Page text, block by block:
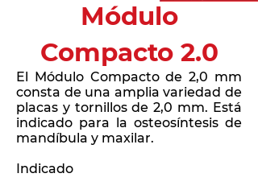
Módulo
Compacto 2.0
El Módulo Compacto de 2,0 mm
consta de una amplia variedad de
placas y tornillos de 2,0 mm. Está
indicado para la osteosíntesis de
mandíbula y maxilar.
Indicado